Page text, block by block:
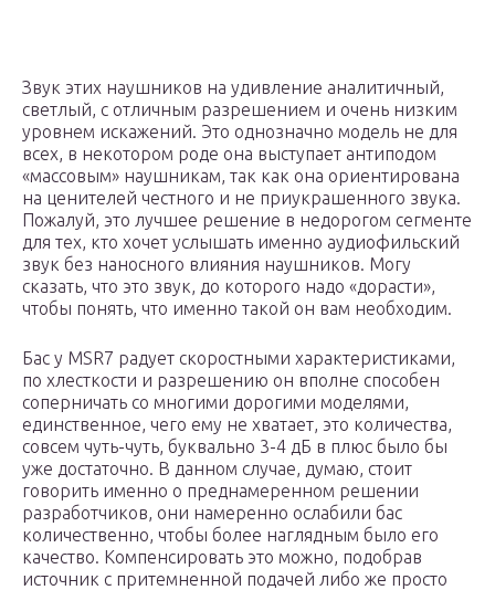
Звук этих наушников на удивление аналитичный,
светлый, с отличным разрешением и очень низким
уровнем искажений. Это однозначно модель не для
всех, в некотором роде она выступает антиподом
«массовым» наушникам, так как она ориентирована
на ценителей честного и не приукрашенного звука.
Пожалуй, это лучшее решение в недорогом сегменте
для тех, кто хочет услышать именно аудиофильский
звук без наносного влияния наушников. Могу
сказать, что это звук, до которого надо «дорасти»,
чтобы понять, что именно такой он вам необходим.
Бас у MSR7 радует скоростными характеристиками,
по хлесткости и разрешению он вполне способен
соперничать со многими дорогими моделями,
единственное, чего ему не хватает, это количества,
совсем чуть-чуть, буквально 3-4 дБ в плюс было бы
уже достаточно. В данном случае, думаю, стоит
говорить именно о преднамеренном решении
разработчиков, они намеренно ослабили бас
количественно, чтобы более наглядным было его
качество. Компенсировать это можно, подобрав
источник с притемненной подачей либо же просто